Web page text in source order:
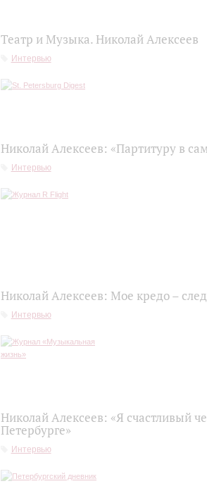
Театр и Музыка. Николай Алексеев
Интервью
Николай Алексеев: «Партитуру в
Интервью
Николай Алексеев: Мое кредо –
Интервью
Николай Алексеев: «Я счастливый
Петербурге»
Интервью